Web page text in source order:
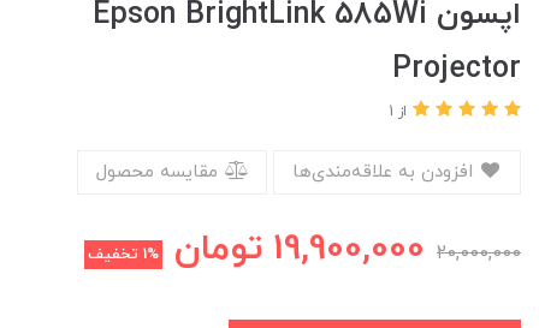
اپسون Epson BrightLink 585Wi
Projector
از 1
مقایسه محصول
20,000,000
19,900,000 تومان 1% تخفیف